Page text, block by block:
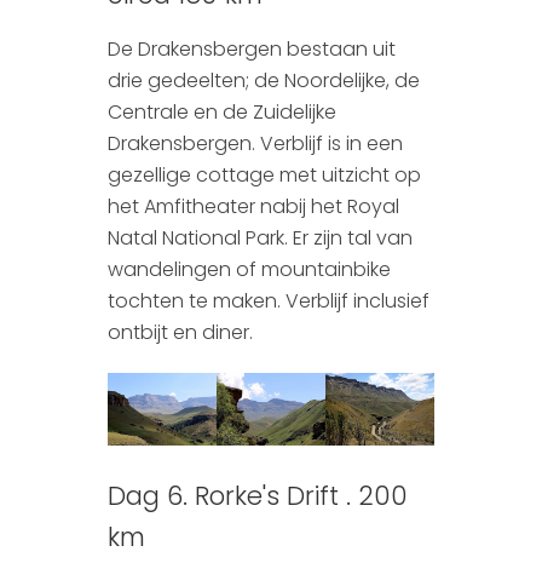
De Drakensbergen bestaan uit
drie gedeelten; de Noordelijke, de
Centrale en de Zuidelijke
Drakensbergen. Verblijf is in een
gezellige cottage met uitzicht op
het Amfitheater nabij het Royal
Natal National Park. Er zijn tal van
wandelingen of mountainbike
tochten te maken. Verblijf inclusief
ontbijt en diner.
Dag 6. Rorke's Drift . 200
km